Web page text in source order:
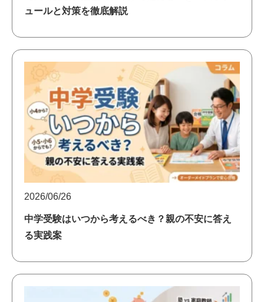
ュールと対策を徹底解説
2026/06/26
中学受験はいつから考えるべき？親の不安に答え
る実践案